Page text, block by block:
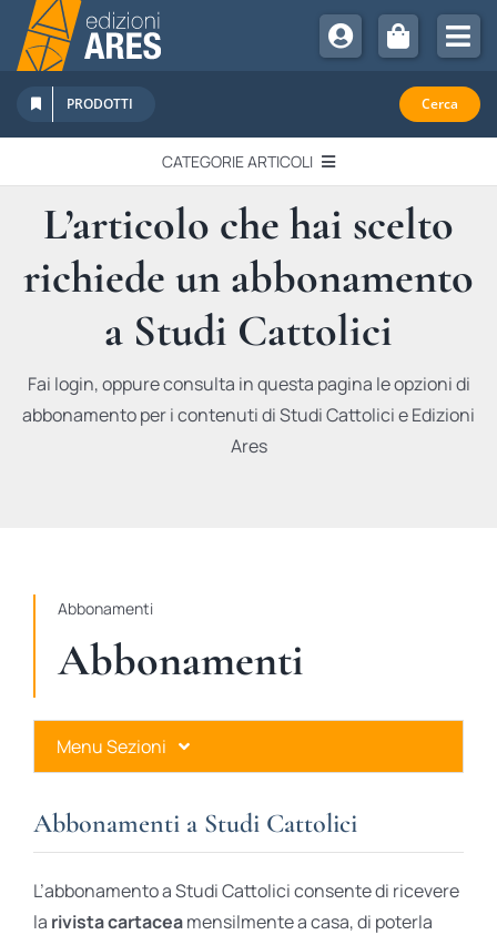
Salta
contenuto
Chi Siamo
Sostienici
Abbonamenti
Promozioni
Newsletter
PRODOTTI Cerca
CATEGORIE ARTICOLI
EDITORIALI
IN QUESTO NUMERO
RECENSIONI
L’articolo che hai scelto
richiede un abbonamento
a Studi Cattolici
Fai login, oppure consulta in questa pagina le opzioni di
abbonamento per i contenuti di Studi Cattolici e Edizioni
Ares
Abbonamenti
Abbonamenti
Menu Sezioni
Ares Gold
Ares Digital
Abbonamenti a Studi Cattolici
L’abbonamento a Studi Cattolici consente di ricevere
la rivista cartaceamensilmente a casa, di poterla